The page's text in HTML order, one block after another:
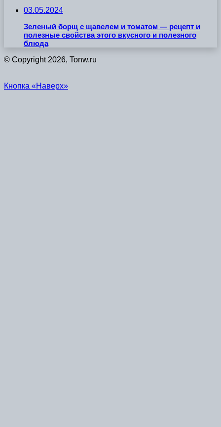
03.05.2024
Зеленый борщ с щавелем и томатом — рецепт и
полезные свойства этого вкусного и полезного
блюда
© Copyright 2026, Tonw.ru
Кнопка «Наверх»